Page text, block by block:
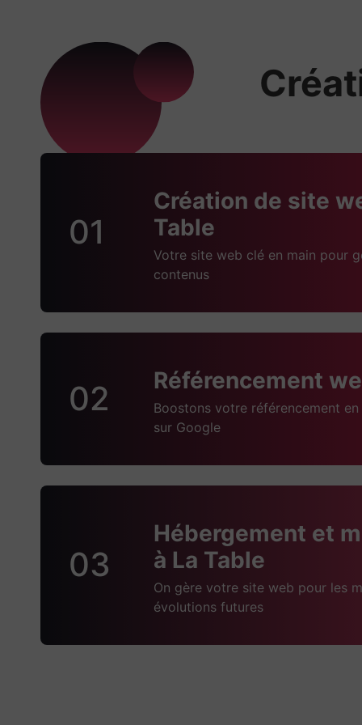
01
Création de site
Table
Votre site web clé en main pour
contenus
02 Référencement
Boostons votre référencement
sur Google
03
Hébergement et
à La Table
On gère votre site web pour les
évolutions futures